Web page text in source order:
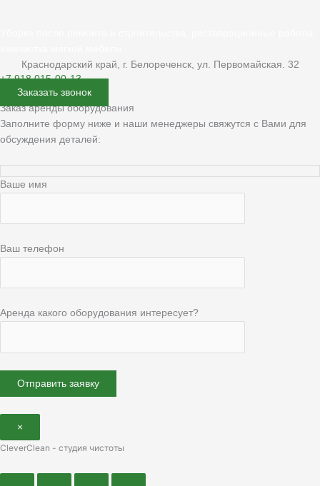
Краснодарский край, г. Белореченск, ул. Первомайская. 32
+7 918 015-00-13
Заказать звонок
Заказ аренды оборудования
Заполните форму ниже и наши менеджеры свяжутся с Вами для
обсуждения деталей:
Ваше имя
Ваш телефон
Аренда какого оборудования интересует?
×
CleverClean - студия чистоты